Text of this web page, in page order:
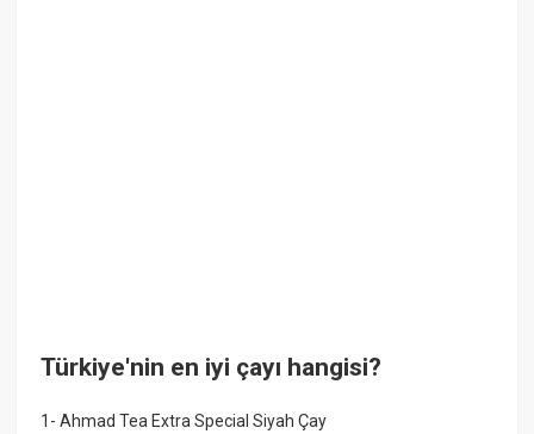
Türkiye'nin en iyi çayı hangisi?
1- Ahmad Tea Extra Special Siyah Çay